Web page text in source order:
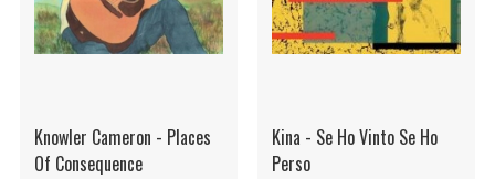
Knowler Cameron - Places
Of Consequence
Kina - Se Ho Vinto Se Ho
Perso